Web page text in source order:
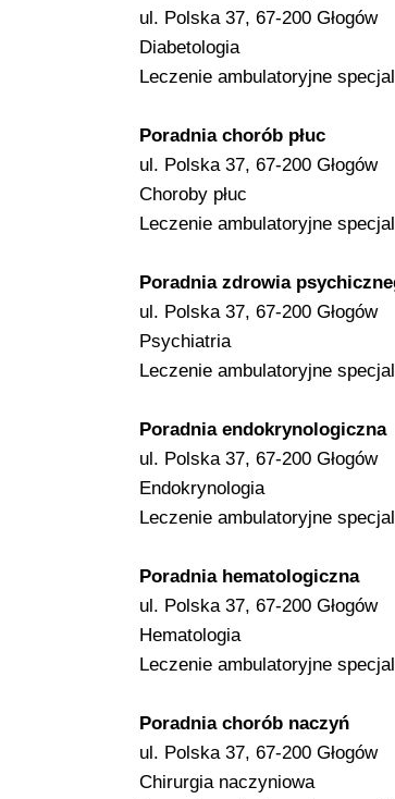
ul. Polska 37, 67-200 Głogów
Diabetologia
Leczenie ambulatoryjne
Poradnia chorób płuc
ul. Polska 37, 67-200 Głogów
Choroby płuc
Leczenie ambulatoryjne
Poradnia zdrowia
ul. Polska 37, 67-200 Głogów
Psychiatria
Leczenie ambulatoryjne
Poradnia endokrynologiczna
ul. Polska 37, 67-200 Głogów
Endokrynologia
Leczenie ambulatoryjne
Poradnia hematologiczna
ul. Polska 37, 67-200 Głogów
Hematologia
Leczenie ambulatoryjne
Poradnia chorób naczyń
ul. Polska 37, 67-200 Głogów
Chirurgia naczyniowa